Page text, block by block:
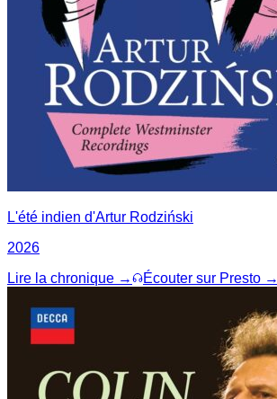
L'été indien d'Artur Rodziński
2026
Lire la chronique →
Écouter sur Presto →